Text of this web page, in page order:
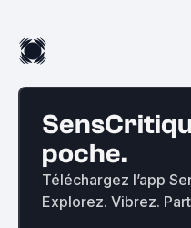
poche.
Téléchargez l’app
Explorez. Vibrez.